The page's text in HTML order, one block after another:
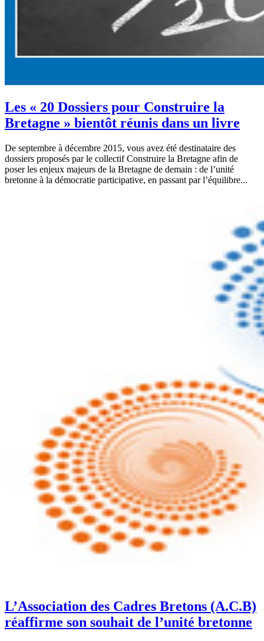
Les « 20 Dossiers pour Construire la
Bretagne » bientôt réunis dans un livre
De septembre à décembre 2015, vous avez été destinataire des
dossiers proposés par le collectif Construire la Bretagne afin de
poser les enjeux majeurs de la Bretagne de demain : de l’unité
bretonne à la démocratie participative, en passant par l’équilibre...
L’Association des Cadres Bretons (A.C.B)
réaffirme son souhait de l’unité bretonne